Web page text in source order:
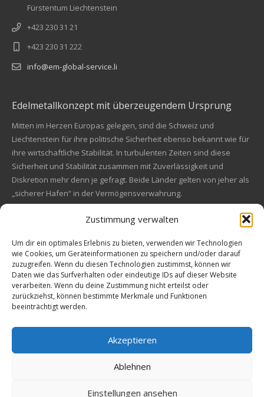
Zustimmung verwalten
Um dir ein optimales Erlebnis zu bieten, verwenden wir Technologien
wie Cookies, um Geräteinformationen zu speichern und/oder darauf
zuzugreifen. Wenn du diesen Technologien zustimmst, können wir
Daten wie das Surfverhalten oder eindeutige IDs auf dieser Website
verarbeiten. Wenn du deine Zustimmung nicht erteilst oder
zurückziehst, können bestimmte Merkmale und Funktionen
beeinträchtigt werden.
Akzeptieren
Ablehnen
Einstellungen ansehen
Fürstentum Liechtenstein
+423 230 31 21
+423 230 31 222
info@em-global-service.li
Edelmetallkonzept mit überzeugendem Ursprung
Mitten im Herzen Europas gelegen, sind die Schweiz und
Liechtenstein für ihre politische Sicherheit ebenso bekannt wie für
ihre wirtschaftliche Stabilität. In turbulenten Zeiten sind diese
Sicherheit und Stabilität zusammen mit Zuverlässigkeit und
Diskretion mehr denn je gefragt. Beide Länder gelten von jeher als
„sicherer Hafen“ in der Vermögensverwahrung.
Financial concept of convincing origin
Located in the heart of Europe, Switzerland and Liechtenstein are
also known for their political safety as for their economic stability.
In these turbulent times, security and stability along with reliability
and discretion are more in demand than ever. Both countries are
always a "safe haven" in asset safe.
© 2009-2026 All rights reserved. EM Global Service AG
Solutions
Kundenbewertungen und Erfahrungen zu
EM Global Service AG
42